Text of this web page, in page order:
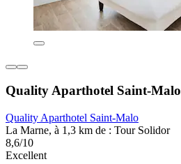
Quality Aparthotel Saint-Malo
Quality Aparthotel Saint-Malo
La Marne, à 1,3 km de : Tour Solidor
8,6/10
Excellent